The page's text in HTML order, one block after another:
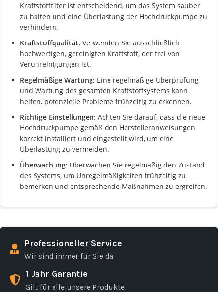
Kraftstofffilter ist entscheidend, um das System sauber
zu halten und eine Überlastung der Hochdruckpumpe zu
verhindern.
Kraftstoffqualität: Verwenden Sie ausschließlich
hochwertigen, gereinigten Kraftstoff, der frei von
Verunreinigungen ist.
Regelmäßige Wartung: Eine regelmäßige Überprüfung
und Wartung des gesamten Kraftstoffsystems kann
helfen, potenzielle Probleme frühzeitig zu erkennen.
Richtige Einstellungen: Achten Sie darauf, dass die neue
Hochdruckpumpe gemäß den Herstelleranweisungen
korrekt installiert und eingestellt wird, um eine
Überlastung zu vermeiden.
Überwachung: Überwachen Sie regelmäßig den Zustand
des Systems, um Unregelmäßigkeiten frühzeitig zu
bemerken und entsprechende Maßnahmen zu ergreifen.
Professioneller Service
Wir sind immer für Sie da
1 Jahr Garantie
Gilt für alle unsere Produkte